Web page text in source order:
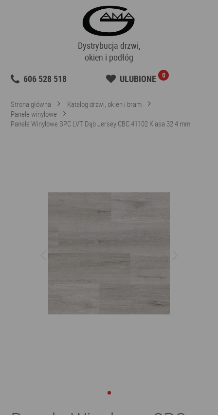
Dystrybucja drzwi,
okien i podłóg
606 528 518
ULUBIONE 0
Strona główna
Katalog drzwi, okien i bram
Panele winylowe
Panele Winylowe SPC LVT Dąb Jersey CBC 41102 Klasa 32 4 mm